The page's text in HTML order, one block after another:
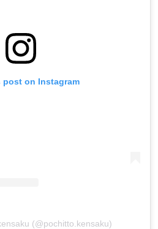
post on Instagram
(@pochitto.kensaku)